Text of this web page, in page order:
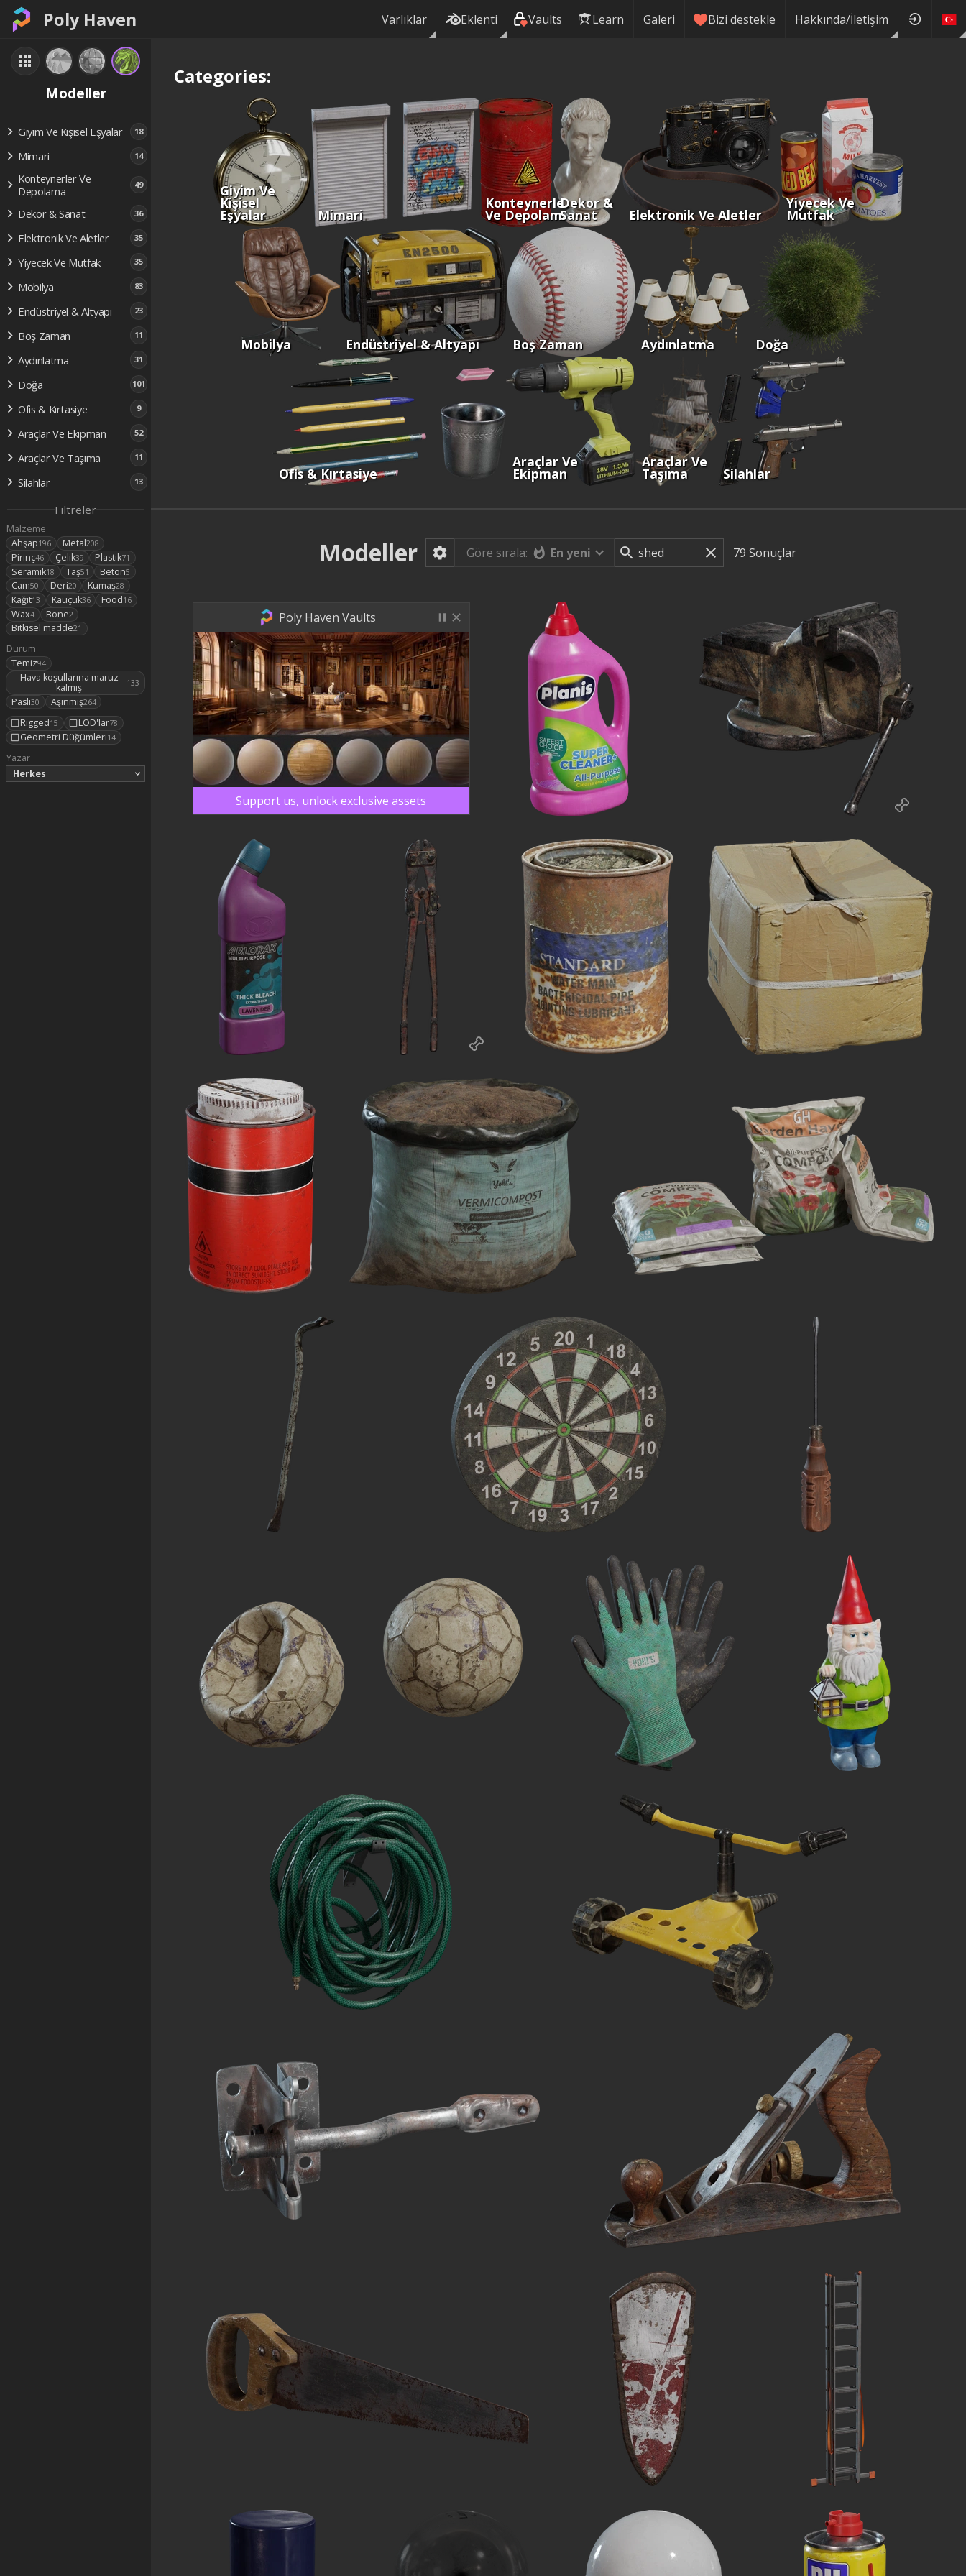
Poly Haven Varlıklar Eklenti Vaults Learn Galeri Bizi destekle Hakkında/İletişim
Modeller
Giyim Ve Kişisel Eşyalar 18
Mimari 14
Konteynerler Ve
Depolama
49
Dekor & Sanat 36
Elektronik Ve Aletler 35
Yiyecek Ve Mutfak 35
Mobilya 83
Endüstriyel & Altyapı 23
Boş Zaman 11
Aydınlatma 31
Doğa 101
Ofis & Kırtasiye 9
Araçlar Ve Ekipman 52
Araçlar Ve Taşıma 11
Silahlar 13
Filtreler
Malzeme
Ahşap196 Metal208
Pirinç46 Çelik39 Plastik71
Seramik18 Taş51 Beton5
Cam50 Deri20 Kumaş28
Kağıt13 Kauçuk36 Food16
Wax4 Bone2
Bitkisel madde21
Durum
Temiz94
Hava koşullarına maruz
kalmış
133
Paslı30 Aşınmış264
Rigged15 LOD'lar78
Geometri Düğümleri14
Yazar
Herkes
Categories:
Giyim Ve
Kişisel
Eşyalar Mimari
Konteynerler
Ve Depolama
Dekor &
Sanat Elektronik Ve Aletler
Yiyecek Ve
Mutfak
Mobilya Endüstriyel & Altyapı Boş Zaman Aydınlatma Doğa
Ofis & Kırtasiye
Araçlar Ve
Ekipman
Araçlar Ve
Taşıma Silahlar
Modeller Göre sırala: En yeni 79 Sonuçlar
Poly Haven Vaults
Support us, unlock exclusive assets